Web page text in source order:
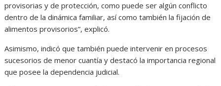
provisorias y de protección, como puede ser algún conflicto
dentro de la dinámica familiar, así como también la fijación de
alimentos provisorios”, explicó.
Asimismo, indicó que también puede intervenir en procesos
sucesorios de menor cuantía y destacó la importancia regional
que posee la dependencia judicial.